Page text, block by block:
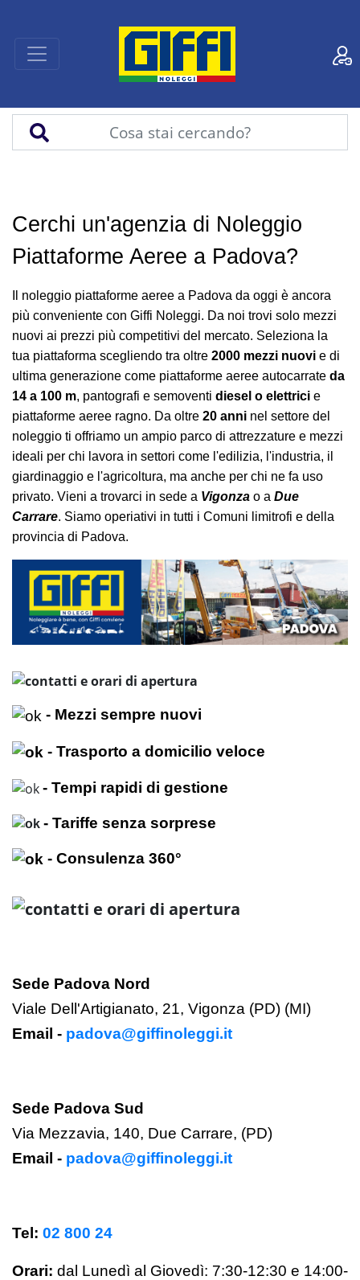
Cerchi un'agenzia di Noleggio
Piattaforme Aeree a Padova?
Il noleggio piattaforme aeree a Padova da oggi è ancora
più conveniente con Giffi Noleggi. Da noi trovi solo mezzi
nuovi ai prezzi più competitivi del mercato. Seleziona la
tua piattaforma scegliendo tra oltre 2000 mezzi nuovi e di
ultima generazione come piattaforme aeree autocarrate da
14 a 100 m, pantografi e semoventi diesel o elettrici e
piattaforme aeree ragno. Da oltre 20 anni nel settore del
noleggio ti offriamo un ampio parco di attrezzature e mezzi
ideali per chi lavora in settori come l'edilizia, l'industria, il
giardinaggio e l'agricoltura, ma anche per chi ne fa uso
privato. Vieni a trovarci in sede a Vigonza o a Due
Carrare. Siamo operiativi in tutti i Comuni limitrofi e della
provincia di Padova.
- Mezzi sempre nuovi
- Trasporto a domicilio veloce
- Tempi rapidi di gestione
- Tariffe senza sorprese
- Consulenza 360°
Sede Padova Nord
Viale Dell'Artigianato, 21, Vigonza (PD) (MI)
Email - padova@giffinoleggi.it
Sede Padova Sud
Via Mezzavia, 140, Due Carrare, (PD)
Email - padova@giffinoleggi.it
Tel: 02 800 24
Orari: dal Lunedì al Giovedì: 7:30-12:30 e 14:00-